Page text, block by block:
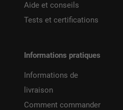
Aide et conseils
Tests et certifications
Informations pratiques
Informations de
livraison
Comment commander